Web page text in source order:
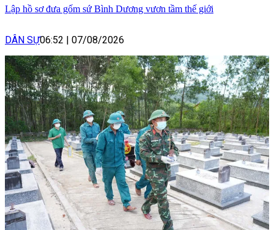
Lập hồ sơ đưa gốm sứ Bình Dương vươn tầm thế giới
DÂN SỰ06:52 | 07/08/2026